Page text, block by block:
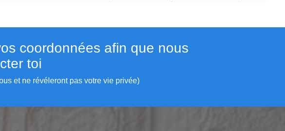
coordonnées afin que nous
toi
et ne révéleront pas votre vie privée)